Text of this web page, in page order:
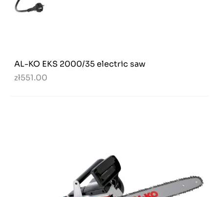
AL-KO EKS 2000/35 electric saw
zł551.00